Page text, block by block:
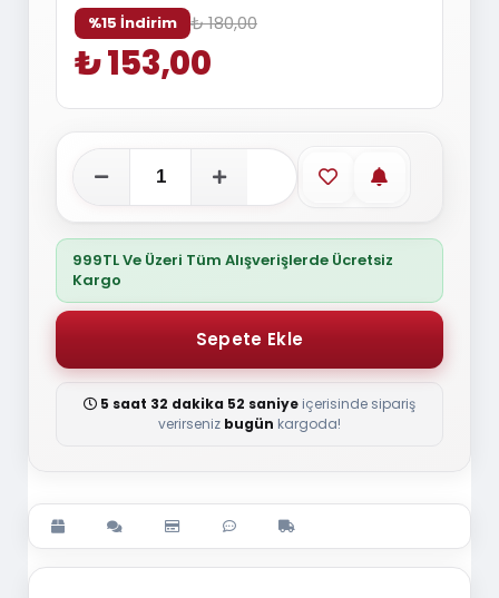
%15 İndirim ₺ 180,00
₺ 153,00
Favorilere ekle
Stoğa
999TL Ve Üzeri Tüm Alışverişlerde Ücretsiz
Kargo
5 saat 32 dakika 51 saniye içerisinde sipariş
verirseniz bugün kargoda!